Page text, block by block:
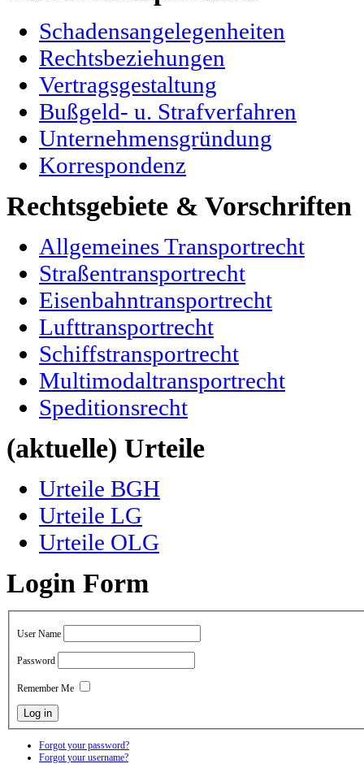
Schadensangelegenheiten
Rechtsbeziehungen
Vertragsgestaltung
Bußgeld- u. Strafverfahren
Unternehmensgründung
Korrespondenz
Rechtsgebiete & Vorschriften
Allgemeines Transportrecht
Straßentransportrecht
Eisenbahntransportrecht
Lufttransportrecht
Schiffstransportrecht
Multimodaltransportrecht
Speditionsrecht
(aktuelle) Urteile
Urteile BGH
Urteile LG
Urteile OLG
Login Form
User Name
Password
Remember Me
Forgot your password?
Forgot your username?